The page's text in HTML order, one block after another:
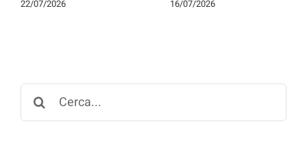
22/07/2026
16/07/2026
for: